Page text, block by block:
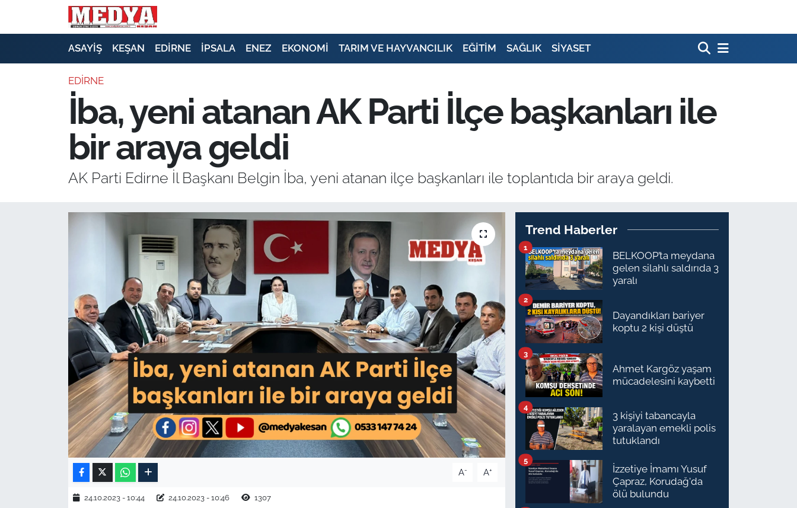
ASAYİŞ KEŞAN EDİRNE İPSALA ENEZ EKONOMİ TARIM VE HAYVANCILIK EĞİTİM SAĞLIK SİYASET
EDİRNE
İba, yeni atanan AK Parti İlçe başkanları ile
bir araya geldi
AK Parti Edirne İl Başkanı Belgin İba, yeni atanan ilçe başkanları ile toplantıda bir araya geldi.
A- A+
24.10.2023 - 10:44 24.10.2023 - 10:46 1307
Trend Haberler
BELKOOP’ta meydana
gelen silahlı saldırıda 3
yaralı
1
Dayandıkları bariyer
koptu 2 kişi düştü
2
Ahmet Kargöz yaşam
mücadelesini kaybetti
3
3 kişiyi tabancayla
yaralayan emekli polis
tutuklandı
4
İzzetiye İmamı Yusuf
Çapraz, Korudağ'da
ölü bulundu
5
E-GAZETE
SİYASET
TARIM VE HAYVANCILIK
KÜLTÜR SANAT
RESMİ İLAN
EDİRNE
TEKİRDAĞ
KIRKLARELİ